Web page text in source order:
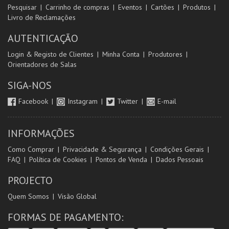
Pesquisar Carrinho de compras Eventos Cartões
Produtos
Livro de Reclamações
AUTENTICAÇÃO
Login & Registo de Clientes Minha Conta
Produtores
Orientadores de Salas
SIGA-NOS
Facebook Instagram Twitter E-mail
INFORMAÇÕES
Como Comprar Privacidade & Segurança
Condições Gerais
FAQ
Política de Cookies Pontos de Venda Dados Pessoais
PROJECTO
Quem Somos Visão Global
FORMAS DE PAGAMENTO: